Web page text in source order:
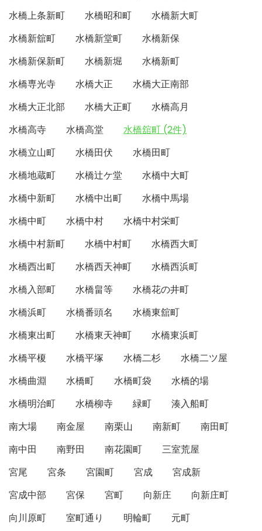
水橋上条新町
水橋昭和町
水橋新大町
水橋新舘町
水橋新堂町
水橋新保
水橋新保新町
水橋新堀
水橋新町
水橋専光寺
水橋大正
水橋大正南部
水橋大正北部
水橋大正町
水橋高月
水橋高寺
水橋高堂
水橋舘町 (2件)
水橋立山町
水橋田伏
水橋田町
水橋地蔵町
水橋辻ケ堂
水橋中大町
水橋中新町
水橋中出町
水橋中馬場
水橋中町
水橋中村
水橋中村栄町
水橋中村新町
水橋中村町
水橋西大町
水橋西出町
水橋西天神町
水橋西浜町
水橋入部町
水橋畠等
水橋花の井町
水橋浜町
水橋番頭名
水橋東舘町
水橋東出町
水橋東天神町
水橋東浜町
水橋平榎
水橋平塚 水橋二杉
水橋二ツ屋
水橋曲淵
水橋町 水橋町袋
水橋的場
水橋明治町
水橋柳寺 緑町
湊入船町
南大場
南金屋 南栗山 南新町
南田町
南中田
南野田 南花園町
三室荒屋
宮尾
宮条 宮園町 宮成
宮成新
宮成中部
宮保 宮町 向新庄
向新庄町
向川原町
室町通り 明輪町 元町